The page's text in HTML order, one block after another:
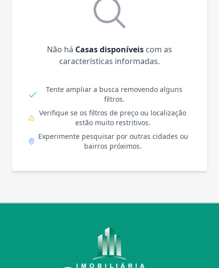
Não há Casas disponíveis com as
características informadas.
Tente ampliar a busca removendo alguns
filtros.
Verifique se os filtros de preço ou localização
estão muito restritivos.
Experimente pesquisar por outras cidades ou
bairros próximos.